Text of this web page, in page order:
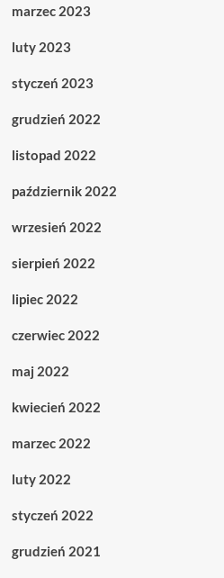
marzec 2023
luty 2023
styczeń 2023
grudzień 2022
listopad 2022
październik 2022
wrzesień 2022
sierpień 2022
lipiec 2022
czerwiec 2022
maj 2022
kwiecień 2022
marzec 2022
luty 2022
styczeń 2022
grudzień 2021